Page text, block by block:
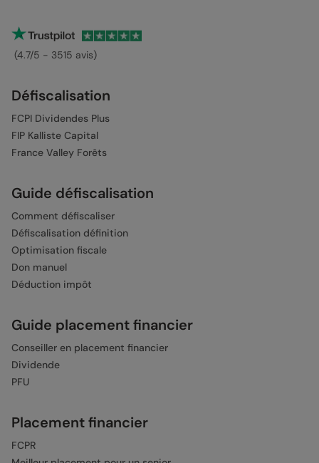
(4.7/5 - 3515 avis)
Défiscalisation
FCPI Dividendes Plus
FIP Kalliste Capital
France Valley Forêts
Guide défiscalisation
Comment défiscaliser
Défiscalisation définition
Optimisation fiscale
Don manuel
Déduction impôt
Guide placement financier
Conseiller en placement financier
Dividende
PFU
Placement financier
FCPR